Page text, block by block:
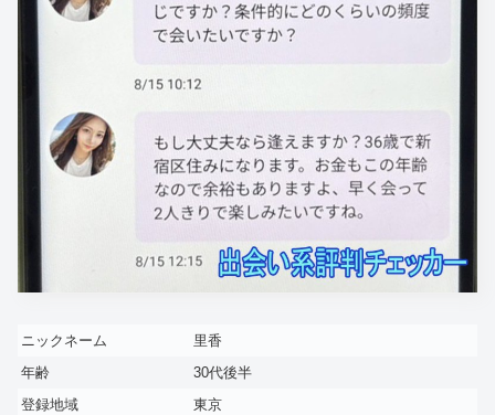
ニックネーム
里香
年齢
30代後半
登録地域
東京